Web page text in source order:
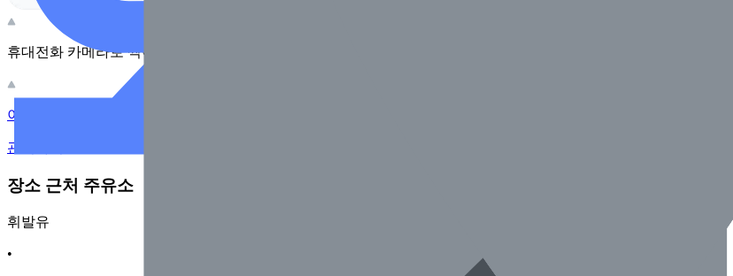
휴대전화 카메라로 찍어보세요
이 주유소의 사장님이신가요?
관리하기
장소 근처 주유소
휘발유
•